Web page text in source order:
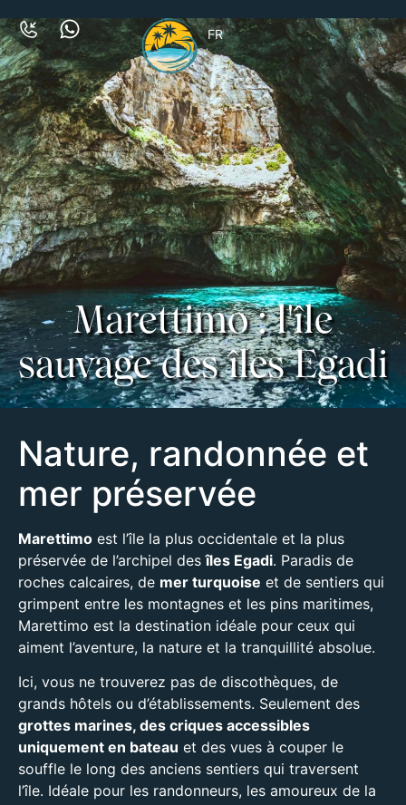
FR
Marettimo : l'île
sauvage des îles Egadi
Nature, randonnée et
mer préservée
Marettimo est l’île la plus occidentale et la plus
préservée de l’archipel desîles Egadi. Paradis de
roches calcaires, de mer turquoise et de sentiers qui
grimpent entre les montagnes et les pins maritimes,
Marettimo est la destination idéale pour ceux qui
aiment l’aventure, la nature et la tranquillité absolue.
Ici, vous ne trouverez pas de discothèques, de
grands hôtels ou d’établissements. Seulement des
grottes marines, des criques accessibles
uniquement en bateau et des vues à couper le
souffle le long des anciens sentiers qui traversent
l’île. Idéale pour les randonneurs, les amoureux de la